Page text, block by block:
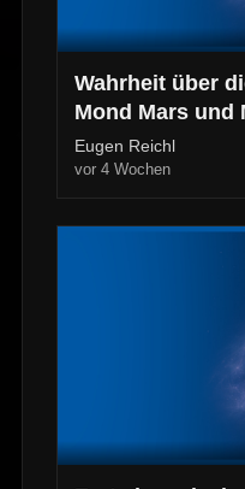
Wahrheit über
Mond Mars und
Eugen Reichl
vor 4 Wochen